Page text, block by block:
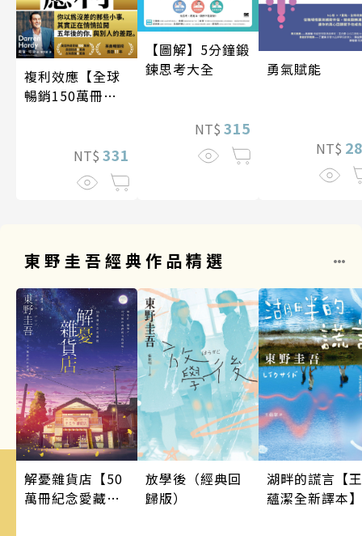
複利效應【全球
暢銷150萬冊・
NT$ 331
【圖解】5分鐘鍛
鍊思考大全
NT$ 315
勇氣賦能
NT$
東野圭吾經典作品精選
解憂雜貨店【50
萬冊紀念愛藏
放學後（經典回
歸版）
湖畔的謊言【王
蘊潔全新譯本】